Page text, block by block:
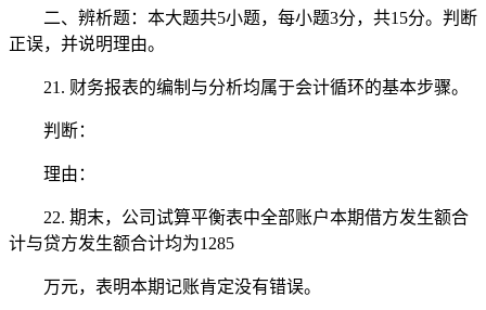
二、辨析题：本大题共5小题，每小题3分，共15分。判断
正误，并说明理由。
21. 财务报表的编制与分析均属于会计循环的基本步骤。
判断：
理由：
22. 期末，公司试算平衡表中全部账户本期借方发生额合
计与贷方发生额合计均为1285
万元，表明本期记账肯定没有错误。